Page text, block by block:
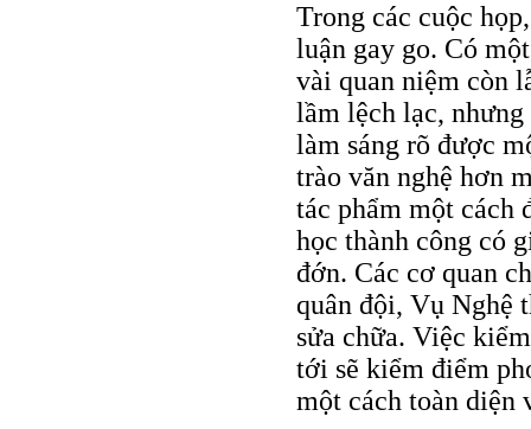
Trong các cuộc
luận gay go. Có
vài quan niệm còn
lầm lệch lạc, nhưng
làm sáng rõ được
trào văn nghệ hơn
tác phẩm một cách
học thành công có
đớn. Các cơ quan
quân đội, Vụ Nghệ
sửa chữa. Việc
tới sẽ kiểm điểm
một cách toàn diện